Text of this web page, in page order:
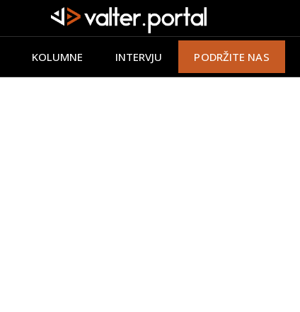
KOLUMNE INTERVJU PODRŽITE NAS